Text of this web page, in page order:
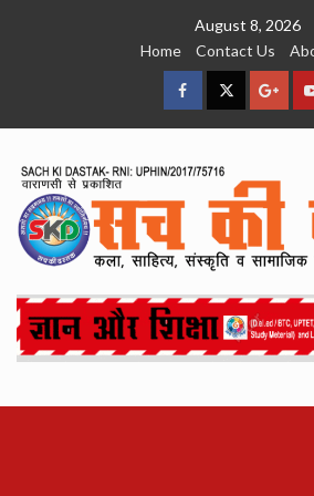
August 8, 2026
Home
Contact Us
facebookTwitter